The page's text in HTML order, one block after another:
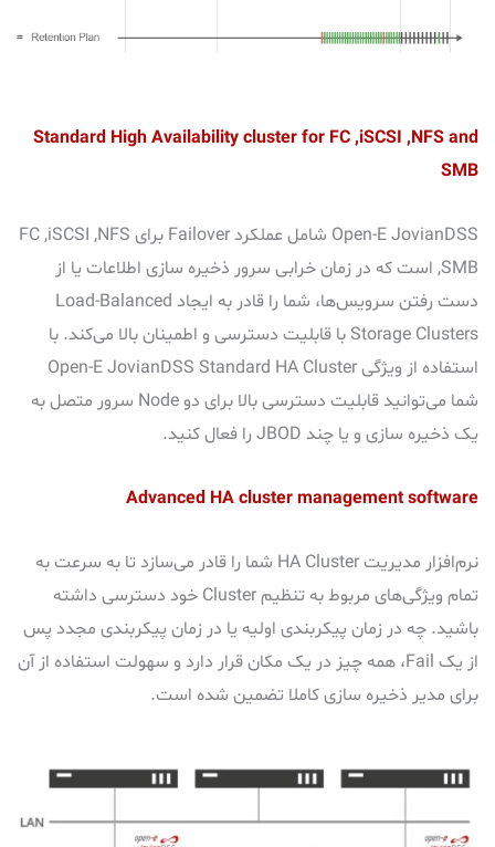
Standard High Availability cluster for FC ,iSCSI ,NFS and
SMB
Open-E JovianDSS شامل عملکرد Failover برای FC ,iSCSI ,NFS
,SMB است که در زمان خرابی سرور ذخیره سازی اطلاعات یا از
دست رفتن سرویس‌ها، شما را قادر به ایجاد Load-Balanced
Storage Clusters با قابلیت دسترسی و اطمینان بالا می‌کند. با
استفاده از ویژگی Open-E JovianDSS Standard HA Cluster
شما می‌توانید قابلیت دسترسی بالا برای دو Node سرور متصل به
یک ذخیره سازی و یا چند JBOD را فعال کنید.
Advanced HA cluster management software
نرم‌افزار مدیریت HA Cluster شما را قادر می‌سازد تا به سرعت به
تمام ویژگی‌های مربوط به تنظیم Cluster خود دسترسی داشته
باشید. چه در زمان پیکربندی اولیه یا در زمان پیکربندی مجدد پس
از یک Fail، همه چیز در یک مکان قرار دارد و سهولت استفاده از آن
برای مدیر ذخیره سازی کاملا تضمین شده است.